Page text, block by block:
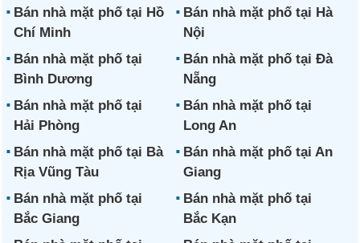
Bán nhà mặt phố tại Hồ
Chí Minh
Bán nhà mặt phố tại Hà
Nội
Bán nhà mặt phố tại
Bình Dương
Bán nhà mặt phố tại Đà
Nẵng
Bán nhà mặt phố tại
Hải Phòng
Bán nhà mặt phố tại
Long An
Bán nhà mặt phố tại Bà
Rịa Vũng Tàu
Bán nhà mặt phố tại An
Giang
Bán nhà mặt phố tại
Bắc Giang
Bán nhà mặt phố tại
Bắc Kạn